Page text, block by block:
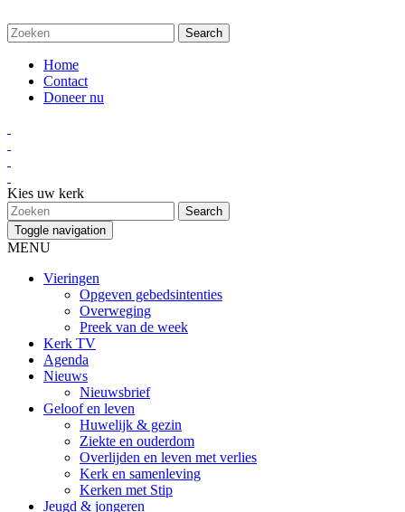
Home
Contact
Doneer nu
Kies uw kerk
Toggle navigation
MENU
Vieringen
Opgeven gebedsintenties
Overweging
Preek van de week
Kerk TV
Agenda
Nieuws
Nieuwsbrief
Geloof en leven
Huwelijk & gezin
Ziekte en ouderdom
Overlijden en leven met verlies
Kerk en samenleving
Kerken met Stip
Jeugd & jongeren